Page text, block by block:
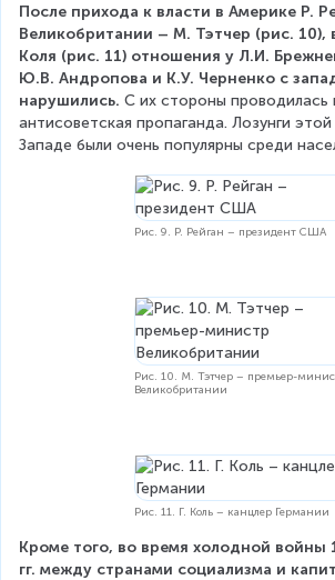
После прихода к власти в Америке Р.
Великобритании – М. Тэтчер (рис. 10),
Коля (рис. 11) отношения у Л.И.
Ю.В. Андропова и К.У. Черненко с
нарушились. С их стороны проводилась
антисоветская пропаганда. Лозунги
Западе были очень популярны среди
Рис. 9. Р. Рейган – президент США
Рис. 10. М. Тэтчер – премьер-
Великобритании
Рис. 11. Г. Коль – канцлер Германии
Кроме того, во время холодной войны
гг. между странами социализма и